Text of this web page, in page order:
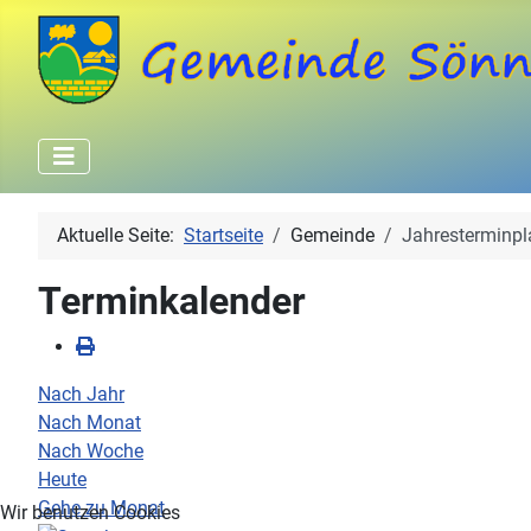
Aktuelle Seite: Startseite Gemeinde
Terminkalender
Nach Jahr
Nach Monat
Nach Woche
Heute
Gehe zu Monat
Wir benutzen Cookies